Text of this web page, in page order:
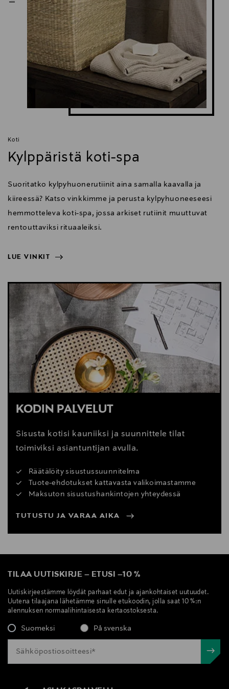
Koti
Kylppäristä koti-spa
Suoritatko kylpyhuonerutiinit aina samalla kaavalla ja
kiireessä? Katso vinkkimme ja perusta kylpyhuoneeseesi
hemmotteleva koti-spa, jossa arkiset rutiinit muuttuvat
rentouttaviksi rituaaleiksi.
LUE VINKIT
LUE VINKIT
KODIN PALVELUT
Sisusta kotisi kauniiksi ja suunnittele tilat
toimiviksi asiantuntijan avulla.
Räätälöity sisustussuunnitelma
Tuote-ehdotukset kattavasta valikoimastamme
Maksuton sisustushankintojen yhteydessä
TUTUSTU JA VARAA AIKA
TILAA UUTISKIRJE – ETUSI –10 %
Uutiskirjeestämme löydät parhaat edut ja ajankohtaiset uutuudet.
Uutena tilaajana lähetämme sinulle etukoodin, jolla saat 10 %:n
alennuksen normaalihintaisesta kertaostoksesta.
Suomeksi På svenska